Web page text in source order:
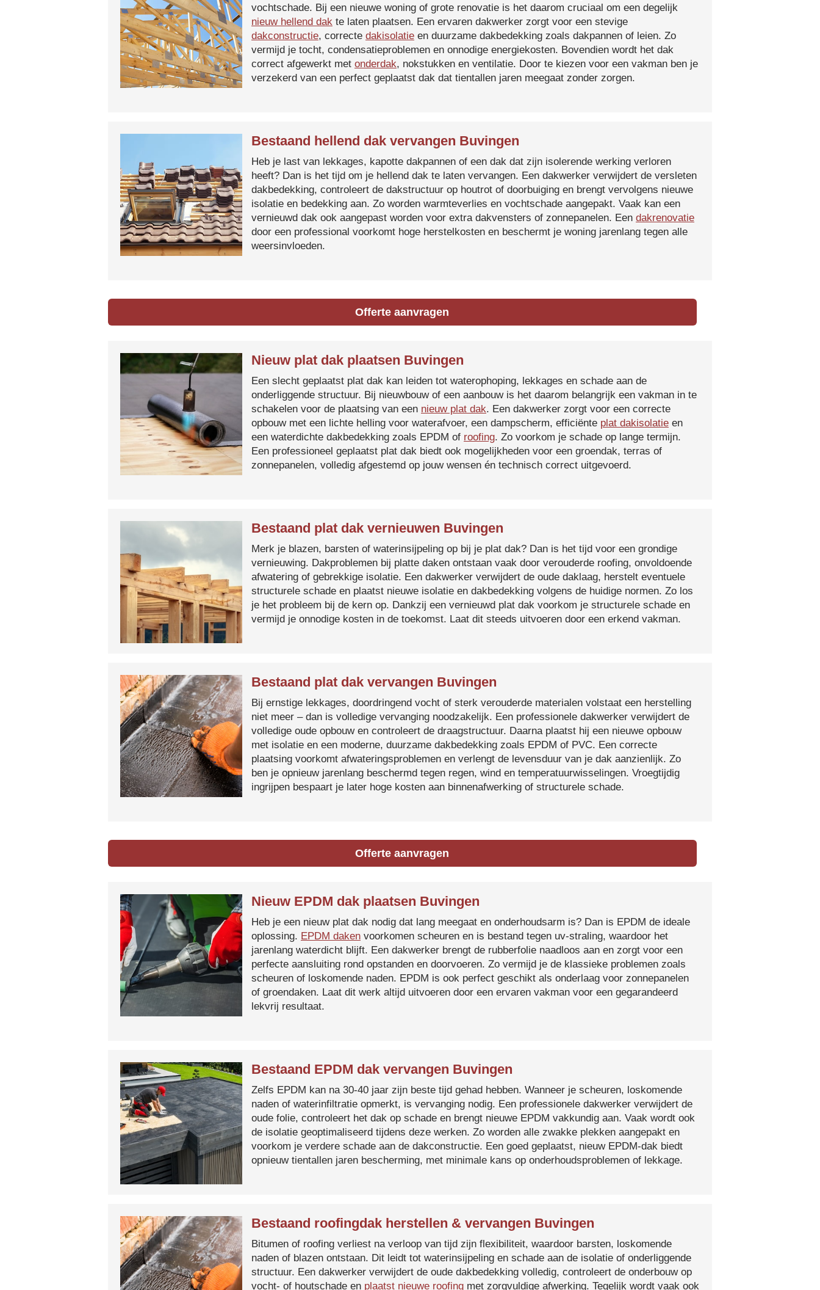
vochtschade. Bij een nieuwe woning of grote renovatie is het daarom cruciaal om een degelijk
nieuw hellend dak te laten plaatsen. Een ervaren dakwerker zorgt voor een stevige
dakconstructie, correcte dakisolatie en duurzame dakbedekking zoals dakpannen of leien. Zo
vermijd je tocht, condensatieproblemen en onnodige energiekosten. Bovendien wordt het dak
correct afgewerkt met onderdak, nokstukken en ventilatie. Door te kiezen voor een vakman ben je
verzekerd van een perfect geplaatst dak dat tientallen jaren meegaat zonder zorgen.
Bestaand hellend dak vervangen Buvingen
Heb je last van lekkages, kapotte dakpannen of een dak dat zijn isolerende werking verloren
heeft? Dan is het tijd om je hellend dak te laten vervangen. Een dakwerker verwijdert de versleten
dakbedekking, controleert de dakstructuur op houtrot of doorbuiging en brengt vervolgens nieuwe
isolatie en bedekking aan. Zo worden warmteverlies en vochtschade aangepakt. Vaak kan een
vernieuwd dak ook aangepast worden voor extra dakvensters of zonnepanelen. Een dakrenovatie
door een professional voorkomt hoge herstelkosten en beschermt je woning jarenlang tegen alle
weersinvloeden.
Offerte aanvragen
Nieuw plat dak plaatsen Buvingen
Een slecht geplaatst plat dak kan leiden tot waterophoping, lekkages en schade aan de
onderliggende structuur. Bij nieuwbouw of een aanbouw is het daarom belangrijk een vakman in te
schakelen voor de plaatsing van een nieuw plat dak. Een dakwerker zorgt voor een correcte
opbouw met een lichte helling voor waterafvoer, een dampscherm, efficiënte plat dakisolatie en
een waterdichte dakbedekking zoals EPDM of roofing. Zo voorkom je schade op lange termijn.
Een professioneel geplaatst plat dak biedt ook mogelijkheden voor een groendak, terras of
zonnepanelen, volledig afgestemd op jouw wensen én technisch correct uitgevoerd.
Bestaand plat dak vernieuwen Buvingen
Merk je blazen, barsten of waterinsijpeling op bij je plat dak? Dan is het tijd voor een grondige
vernieuwing. Dakproblemen bij platte daken ontstaan vaak door verouderde roofing, onvoldoende
afwatering of gebrekkige isolatie. Een dakwerker verwijdert de oude daklaag, herstelt eventuele
structurele schade en plaatst nieuwe isolatie en dakbedekking volgens de huidige normen. Zo los
je het probleem bij de kern op. Dankzij een vernieuwd plat dak voorkom je structurele schade en
vermijd je onnodige kosten in de toekomst. Laat dit steeds uitvoeren door een erkend vakman.
Bestaand plat dak vervangen Buvingen
Bij ernstige lekkages, doordringend vocht of sterk verouderde materialen volstaat een herstelling
niet meer – dan is volledige vervanging noodzakelijk. Een professionele dakwerker verwijdert de
volledige oude opbouw en controleert de draagstructuur. Daarna plaatst hij een nieuwe opbouw
met isolatie en een moderne, duurzame dakbedekking zoals EPDM of PVC. Een correcte
plaatsing voorkomt afwateringsproblemen en verlengt de levensduur van je dak aanzienlijk. Zo
ben je opnieuw jarenlang beschermd tegen regen, wind en temperatuurwisselingen. Vroegtijdig
ingrijpen bespaart je later hoge kosten aan binnenafwerking of structurele schade.
Offerte aanvragen
Nieuw EPDM dak plaatsen Buvingen
Heb je een nieuw plat dak nodig dat lang meegaat en onderhoudsarm is? Dan is EPDM de ideale
oplossing. EPDM daken voorkomen scheuren en is bestand tegen uv-straling, waardoor het
jarenlang waterdicht blijft. Een dakwerker brengt de rubberfolie naadloos aan en zorgt voor een
perfecte aansluiting rond opstanden en doorvoeren. Zo vermijd je de klassieke problemen zoals
scheuren of loskomende naden. EPDM is ook perfect geschikt als onderlaag voor zonnepanelen
of groendaken. Laat dit werk altijd uitvoeren door een ervaren vakman voor een gegarandeerd
lekvrij resultaat.
Bestaand EPDM dak vervangen Buvingen
Zelfs EPDM kan na 30-40 jaar zijn beste tijd gehad hebben. Wanneer je scheuren, loskomende
naden of waterinfiltratie opmerkt, is vervanging nodig. Een professionele dakwerker verwijdert de
oude folie, controleert het dak op schade en brengt nieuwe EPDM vakkundig aan. Vaak wordt ook
de isolatie geoptimaliseerd tijdens deze werken. Zo worden alle zwakke plekken aangepakt en
voorkom je verdere schade aan de dakconstructie. Een goed geplaatst, nieuw EPDM-dak biedt
opnieuw tientallen jaren bescherming, met minimale kans op onderhoudsproblemen of lekkage.
Bestaand roofingdak herstellen & vervangen Buvingen
Bitumen of roofing verliest na verloop van tijd zijn flexibiliteit, waardoor barsten, loskomende
naden of blazen ontstaan. Dit leidt tot waterinsijpeling en schade aan de isolatie of onderliggende
structuur. Een dakwerker verwijdert de oude dakbedekking volledig, controleert de onderbouw op
vocht- of houtschade en plaatst nieuwe roofing met zorgvuldige afwerking. Tegelijk wordt vaak ook